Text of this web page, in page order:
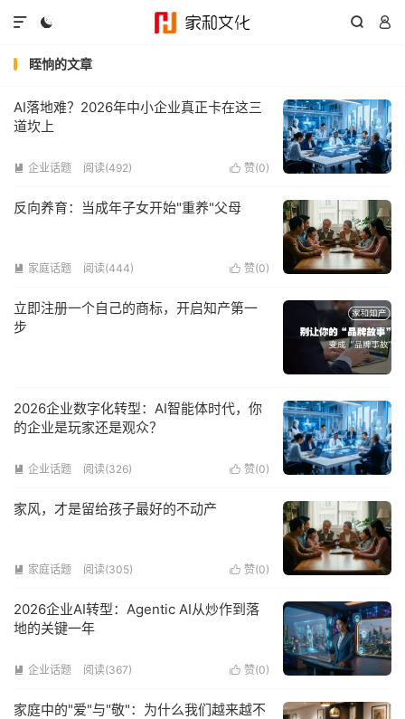
  

眰恦的文章
AI落地难？2026年中小企业真正卡在这三
道坎上
 赞(0)
 企业话题 阅读(492)
反向养育：当成年子女开始"重养"父母
 赞(0)
 家庭话题 阅读(444)
立即注册一个自己的商标，开启知产第一
步
2026企业数字化转型：AI智能体时代，你
的企业是玩家还是观众？
 赞(0)
 企业话题 阅读(326)
家风，才是留给孩子最好的不动产
 赞(0)
 家庭话题 阅读(305)
2026企业AI转型：Agentic AI从炒作到落
地的关键一年
 赞(0)
 企业话题 阅读(367)
家庭中的"爱"与"敬"：为什么我们越来越不